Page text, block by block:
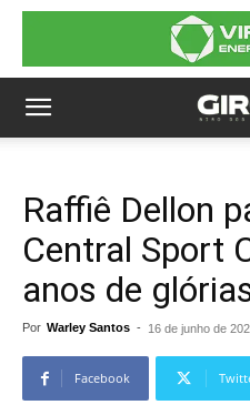
Raffiê Dellon
Central Sport
anos de
Por Warley Santos - 16 de junho de
Facebook